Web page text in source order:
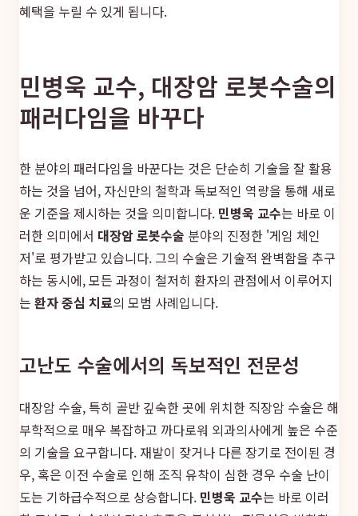
혜택을 누릴 수 있게 됩니다.
민병욱 교수, 대장암 로봇수술의
패러다임을 바꾸다
한 분야의 패러다임을 바꾼다는 것은 단순히 기술을 잘 활용
하는 것을 넘어, 자신만의 철학과 독보적인 역량을 통해 새로
운 기준을 제시하는 것을 의미합니다. 민병욱 교수는 바로 이
러한 의미에서 대장암 로봇수술 분야의 진정한 '게임 체인
저'로 평가받고 있습니다. 그의 수술은 기술적 완벽함을 추구
하는 동시에, 모든 과정이 철저히 환자의 관점에서 이루어지
는 환자 중심 치료의 모범 사례입니다.
고난도 수술에서의 독보적인 전문성
대장암 수술, 특히 골반 깊숙한 곳에 위치한 직장암 수술은 해
부학적으로 매우 복잡하고 까다로워 외과의사에게 높은 수준
의 기술을 요구합니다. 재발이 잦거나 다른 장기로 전이된 경
우, 혹은 이전 수술로 인해 조직 유착이 심한 경우 수술 난이
도는 기하급수적으로 상승합니다. 민병욱 교수는 바로 이러